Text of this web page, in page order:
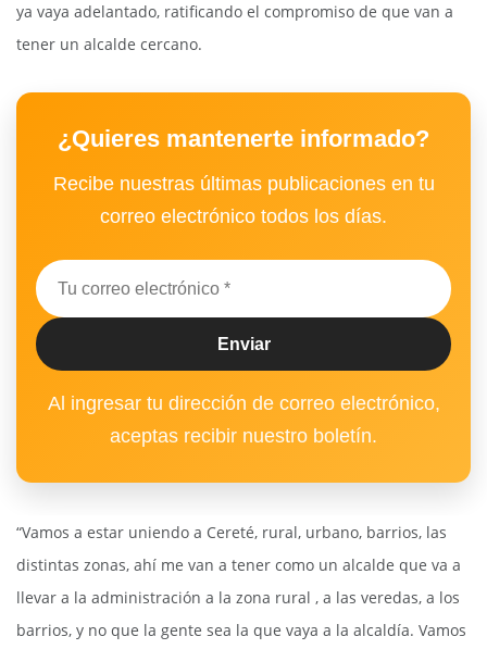
ya vaya adelantado, ratificando el compromiso de que van a
tener un alcalde cercano.
¿Quieres mantenerte informado?
Recibe nuestras últimas publicaciones en tu
correo electrónico todos los días.
Al ingresar tu dirección de correo electrónico,
aceptas recibir nuestro boletín.
“Vamos a estar uniendo a Cereté, rural, urbano, barrios, las
distintas zonas, ahí me van a tener como un alcalde que va a
llevar a la administración a la zona rural , a las veredas, a los
barrios, y no que la gente sea la que vaya a la alcaldía. Vamos